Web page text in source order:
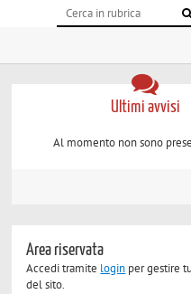
Ultimi avvisi
Al momento non sono
Area riservata
Accedi tramite login per gestire
del sito.